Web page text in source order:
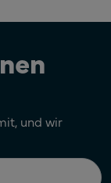
und wir